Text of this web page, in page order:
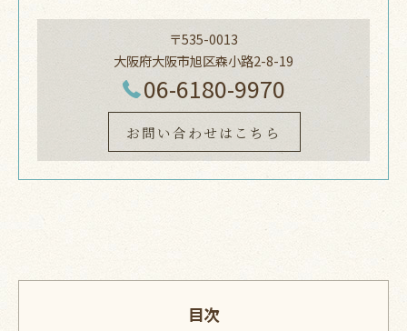
〒535-0013
大阪府大阪市旭区森小路2-8-19
06-6180-9970
お問い合わせはこちら
目次